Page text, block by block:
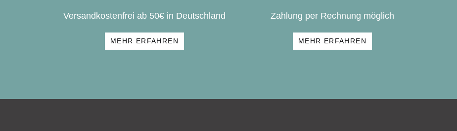
Versandkostenfrei ab 50€ in Deutschland
MEHR ERFAHREN
Zahlung per Rechnung möglich
MEHR ERFAHREN